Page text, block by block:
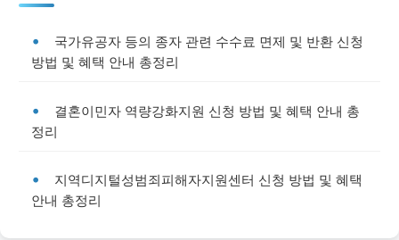
국가유공자 등의 종자 관련 수수료 면제 및 반환 신청
방법 및 혜택 안내 총정리
결혼이민자 역량강화지원 신청 방법 및 혜택 안내 총
정리
지역디지털성범죄피해자지원센터 신청 방법 및 혜택
안내 총정리